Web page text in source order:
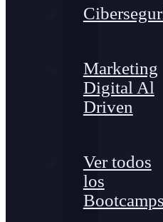
Marketing
Digital Al
Driven
Ver todos
los
Bootcamps